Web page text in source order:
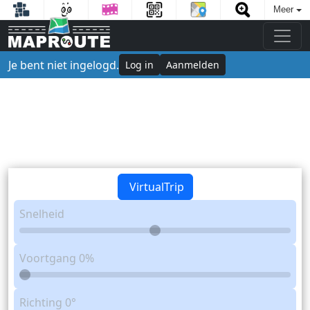
Meer
Je bent niet ingelogd. Log in Aanmelden
VirtualTrip
Snelheid
Voortgang 0%
Richting 0°